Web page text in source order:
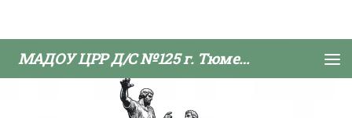
МАДОУ ЦРР Д/С №125 г. Тюмени